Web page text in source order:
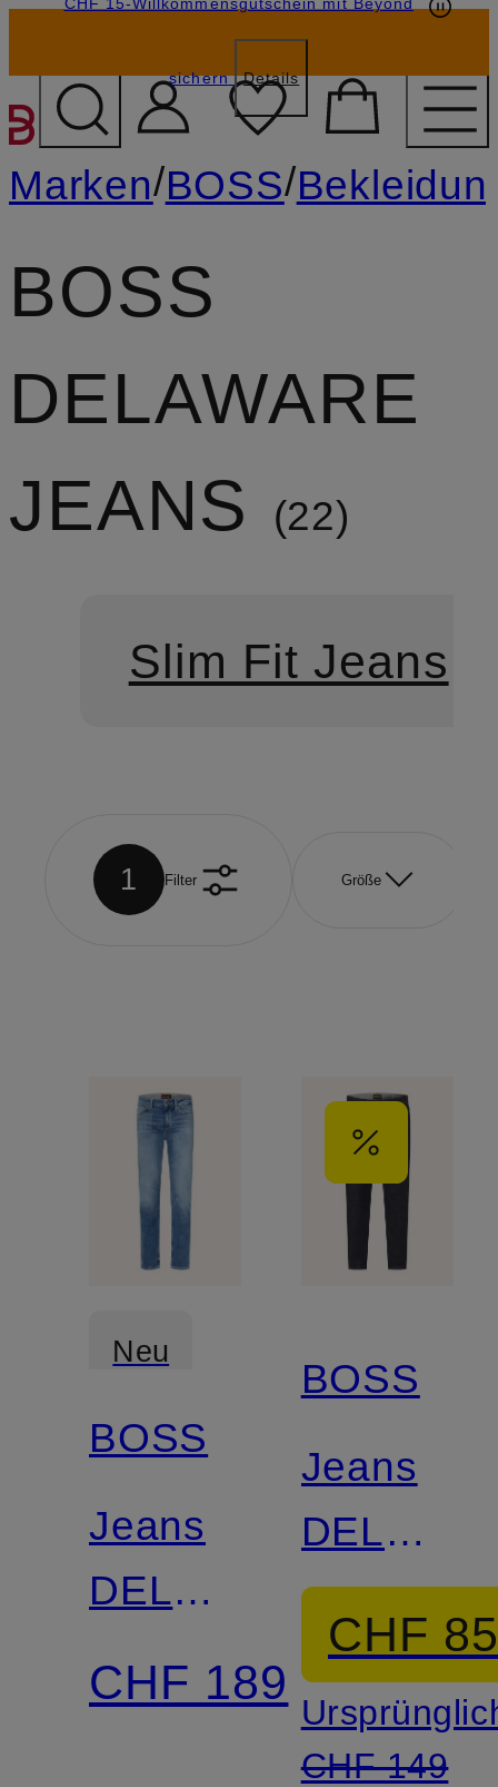
ZUM HAUPTINHALT
sichern Details
Marken/BOSS/
BOSS
DELAWARE
JEANS
22
Slim Fit Jeans
1 Filter Größe
Neu
BOSS
Jeans
DELAWARE
Extra
Slim Fit
CHF 189
BOSS
Jeans
BO
Slim Fit
CHF
CHF 149